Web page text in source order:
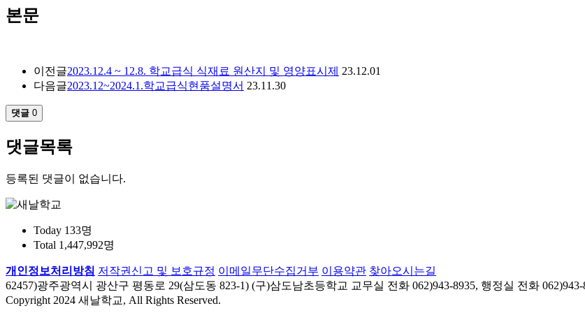
본문
이전글2023.12.4 ~ 12.8. 학교급식 식재료 원산지 및 영양표시제 23.12.01
다음글2023.12~2024.1.학교급식현품설명서 23.11.30
댓글 0
댓글목록
등록된 댓글이 없습니다.
Today 133명
Total 1,447,992명
개인정보처리방침 저작권신고 및 보호규정 이메일무단수집거부 이용약관 찾아오시는길
62457)광주광역시 광산구 평동로 29(삼도동 823-1) (구)삼도남초등학교 교무실 전화 062)943-8935, 행정실 전화 062)943-
Copyright 2024 새날학교, All Rights Reserved.